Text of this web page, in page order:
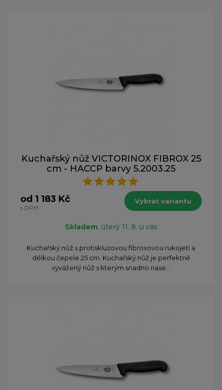
Kuchařský nůž VICTORINOX FIBROX 25
cm - HACCP barvy 5.2003.25
od 1 183 Kč
s DPH
Vybrat variantu
Skladem, úterý 11. 8. u vás
Kuchařský nůž s protiskluzovou fibroxovou rukojetí a
délkou čepele 25 cm. Kuchařský nůž je perfektně
vyvážený nůž s kterým snadno nase...